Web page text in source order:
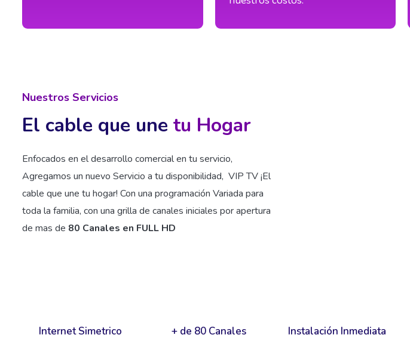
Nuestros Servicios
El cable que une tu Hogar
Enfocados en el desarrollo comercial en tu servicio,
Agregamos un nuevo Servicio a tu disponibilidad, VIP TV ¡El
cable que une tu hogar! Con una programación Variada para
toda la familia, con una grilla de canales iniciales por apertura
de mas de 80 Canales en FULL HD
Internet Simetrico + de 80 Canales Instalación Inmediata